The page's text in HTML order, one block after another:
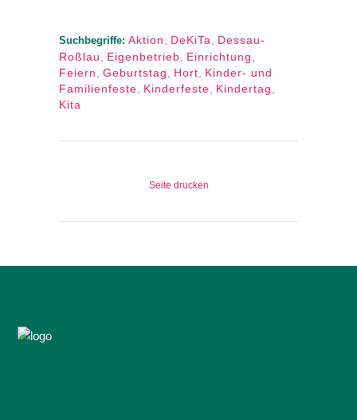
Suchbegriffe: Aktion DeKiTa
Dessau-
Roßlau
Eigenbetrieb Einrichtung
Feiern
Geburtstag Hort
Kinder- und
Familienfeste
Kinderfeste Kindertag
Kita
Seite drucken